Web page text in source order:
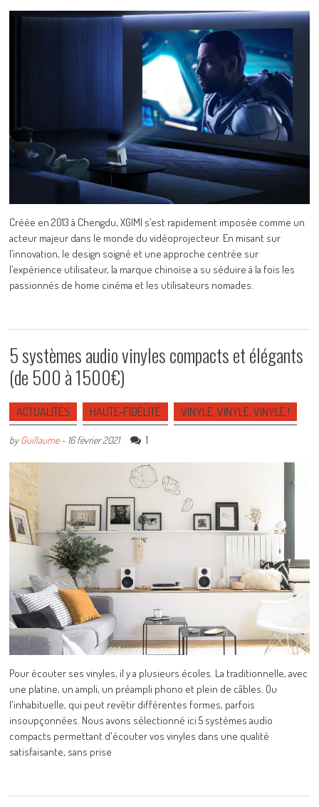
Créée en 2013 à Chengdu, XGIMI s’est rapidement imposée comme un
acteur majeur dans le monde du vidéoprojecteur. En misant sur
l’innovation, le design soigné et une approche centrée sur
l’expérience utilisateur, la marque chinoise a su séduire à la fois les
passionnés de home cinéma et les utilisateurs nomades.
5 systèmes audio vinyles compacts et élégants
(de 500 à 1500€)
ACTUALITÉS HAUTE-FIDÉLITÉ VINYLE, VINYLE, VINYLE !
byGuillaume- 16 février 2021 1
Pour écouter ses vinyles, il y a plusieurs écoles. La traditionnelle, avec
une platine, un ampli, un préampli phono et plein de câbles. Ou
l'inhabituelle, qui peut revêtir différentes formes, parfois
insoupçonnées. Nous avons sélectionné ici 5 systèmes audio
compacts permettant d'écouter vos vinyles dans une qualité
satisfaisante, sans prise